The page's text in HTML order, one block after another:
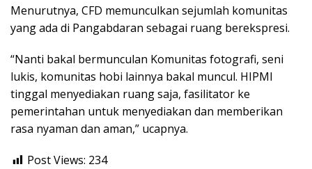
Menurutnya, CFD memunculkan sejumlah komunitas
yang ada di Pangabdaran sebagai ruang berekspresi.
“Nanti bakal bermunculan Komunitas fotografi, seni
lukis, komunitas hobi lainnya bakal muncul. HIPMI
tinggal menyediakan ruang saja, fasilitator ke
pemerintahan untuk menyediakan dan memberikan
rasa nyaman dan aman,” ucapnya.
Post Views: 234